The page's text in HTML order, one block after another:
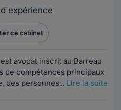
ce cabinet
avocat inscrit au Barreau
de compétences principaux
des personnes... Lire la suite